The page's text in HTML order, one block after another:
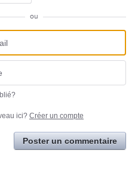
ou
ici? Créer un compte
Poster un commentaire